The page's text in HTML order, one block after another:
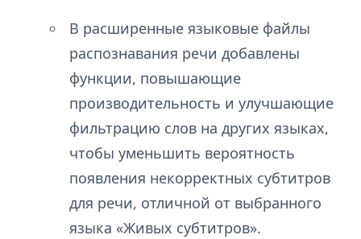
В расширенные языковые файлы
распознавания речи добавлены
функции, повышающие
производительность и улучшающие
фильтрацию слов на других языках,
чтобы уменьшить вероятность
появления некорректных субтитров
для речи, отличной от выбранного
языка «Живых субтитров».